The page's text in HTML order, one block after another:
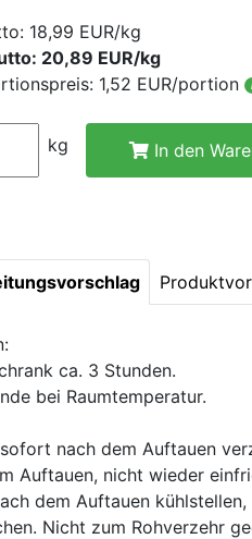
18,99 EUR/kg
20,89 EUR/kg
1,52 EUR/portion
kg In den
ca. 3 Stunden.
bei Raumtemperatur.
nach dem Auftauen
Auftauen, nicht wieder
dem Auftauen
Nicht zum Rohverzehr